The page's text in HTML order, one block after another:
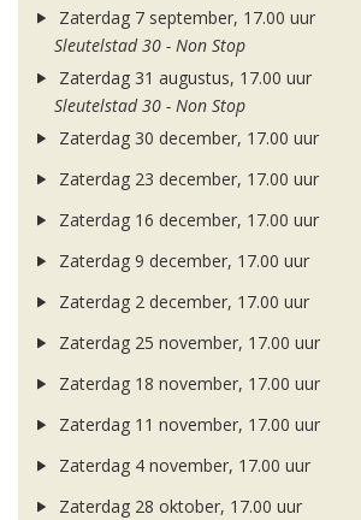
Zaterdag 7 september, 17.00 uur
Sleutelstad 30 - Non Stop
Zaterdag 31 augustus, 17.00 uur
Sleutelstad 30 - Non Stop
Zaterdag 30 december, 17.00 uur
Zaterdag 23 december, 17.00 uur
Zaterdag 16 december, 17.00 uur
Zaterdag 9 december, 17.00 uur
Zaterdag 2 december, 17.00 uur
Zaterdag 25 november, 17.00 uur
Zaterdag 18 november, 17.00 uur
Zaterdag 11 november, 17.00 uur
Zaterdag 4 november, 17.00 uur
Zaterdag 28 oktober, 17.00 uur